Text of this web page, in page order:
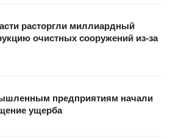
расторгли миллиардный
очистных сооружений из-за
предприятиям начали
ущерба